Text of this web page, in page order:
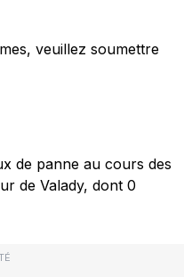
veuillez soumettre
de panne au cours des
de Valady, dont 0